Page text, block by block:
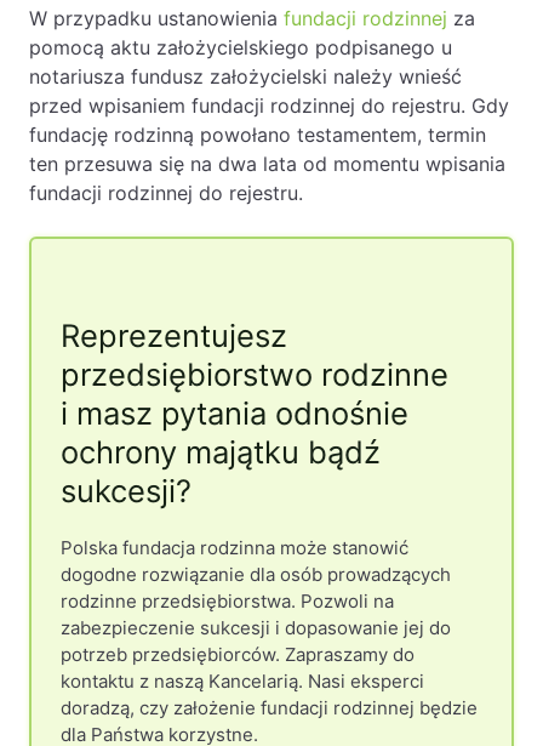
W przypadku ustanowienia fundacji rodzinnej za
pomocą aktu założycielskiego podpisanego u
notariusza fundusz założycielski należy wnieść
przed wpisaniem fundacji rodzinnej do rejestru. Gdy
fundację rodzinną powołano testamentem, termin
ten przesuwa się na dwa lata od momentu wpisania
fundacji rodzinnej do rejestru.
Reprezentujesz
przedsiębiorstwo rodzinne
i masz pytania odnośnie
ochrony majątku bądź
sukcesji?
Polska fundacja rodzinna może stanowić
dogodne rozwiązanie dla osób prowadzących
rodzinne przedsiębiorstwa. Pozwoli na
zabezpieczenie sukcesji i dopasowanie jej do
potrzeb przedsiębiorców. Zapraszamy do
kontaktu z naszą Kancelarią. Nasi eksperci
doradzą, czy założenie fundacji rodzinnej będzie
dla Państwa korzystne.